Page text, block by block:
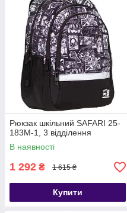
Рюкзак шкільний SAFARI 25-
183M-1, 3 відділення
В наявності
1 292 ₴ 1 615 ₴
Купити